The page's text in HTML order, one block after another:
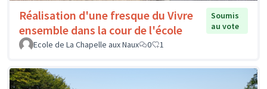
Réalisation d'une fresque du Vivre
ensemble dans la cour de l'école
Soumis
au vote
Ecole de La Chapelle aux Naux
0 1